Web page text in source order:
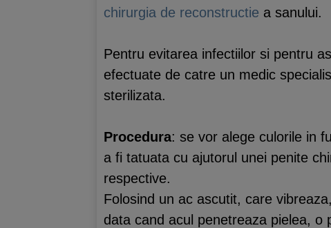
chirurgia de reconstructie a sanului.
Pentru evitarea infectiilor si pentru
efectuate de catre un medic
sterilizata.
Procedura: se vor alege culorile in
a fi tatuata cu ajutorul unei penite
respective.
Folosind un ac ascutit, care
data cand acul penetreaza pielea,